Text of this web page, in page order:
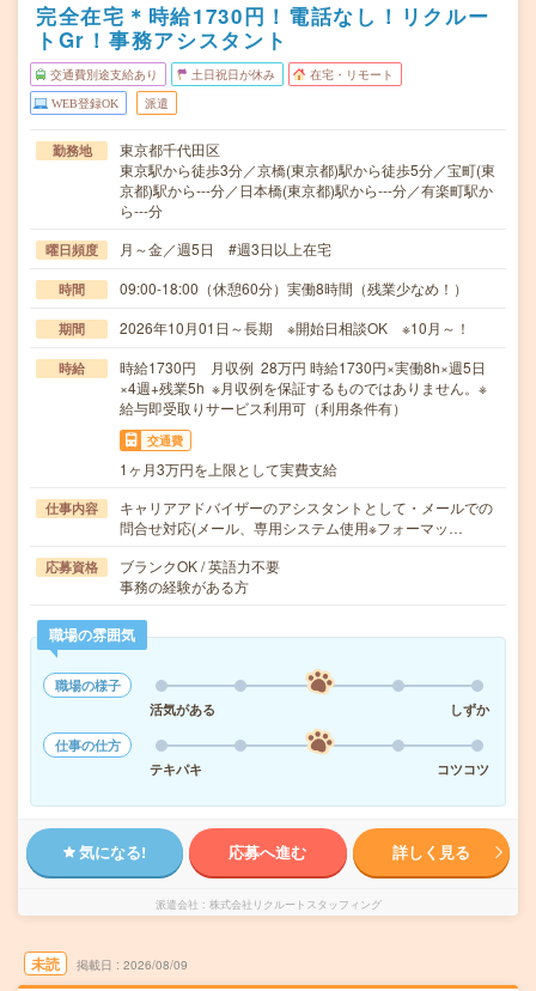
完全在宅＊時給1730円！電話なし！リクルー
トGr！事務アシスタント
交通費別途支給あり 土日祝日が休み 在宅・リモート
WEB登録OK 派遣
勤務地
東京都千代田区
東京駅から徒歩3分／京橋(東京都)駅から徒歩5分／宝町(東
京都)駅から---分／日本橋(東京都)駅から---分／有楽町駅か
ら---分
曜日頻度 月～金／週5日 #週3日以上在宅
時間 09:00-18:00（休憩60分）実働8時間（残業少なめ！）
期間 2026年10月01日～長期 ※開始日相談OK ※10月～！
時給
時給1730円 月収例 28万円 時給1730円×実働8h×週5日
×4週+残業5h ※月収例を保証するものではありません。※
給与即受取りサービス利用可（利用条件有）
交通費
1ヶ月3万円を上限として実費支給
仕事内容
キャリアアドバイザーのアシスタントとして・メールでの
問合せ対応(メール、専用システム使用※フォーマッ…
応募資格
ブランクOK / 英語力不要
事務の経験がある方
職場の雰囲気
職場の様子
活気がある
しずか
仕事の仕方
テキパキ
コツコツ
気になる! 応募へ進む 詳しく見る
派遣会社 株式会社リクルートスタッフィング
未読 掲載日 2026/08/09